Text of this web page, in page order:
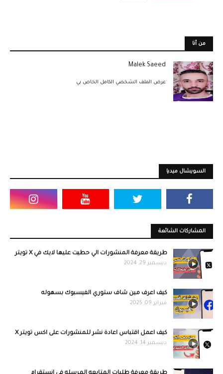
من أنا
Malek Saeed
عرض الملف الشخصي الكامل الخاص بي
السويشال ميديا
المشاركات الشائعة
طريقة معرفة المنشورات الي حطيت عليها لايك في X تويتر
ديسمبر 29, 2024
كيف اعرف مين شاف ستوري الفيسبوك بسهوله
فبراير 09, 2025
كيف اعمل اقتباس اعادة نشر للمنشورات على اكس تويتر X
ديسمبر 14, 2024